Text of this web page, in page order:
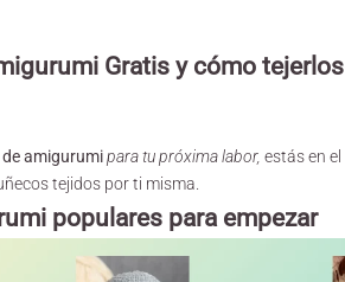
Gratis y cómo
amigurumipara tu próxima labor, estás en
tejidos por ti misma.
populares para empezar